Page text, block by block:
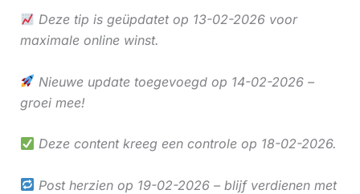
Deze tip is geüpdatet op 13-02-2026 voor
maximale online winst.
Nieuwe update toegevoegd op 14-02-2026 –
groei mee!
Deze content kreeg een controle op 18-02-2026.
Post herzien op 19-02-2026 – blijf verdienen met